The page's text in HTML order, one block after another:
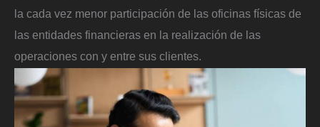
la cada vez menor participación de las oficinas físicas de
las entidades financieras en la realización de las
operaciones con y entre sus clientes.